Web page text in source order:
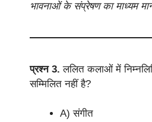
भावनाओं के संप्रेषण का माध्यम
प्रश्न 3. ललित कलाओं में
सम्मिलित नहीं है?
A) संगीत